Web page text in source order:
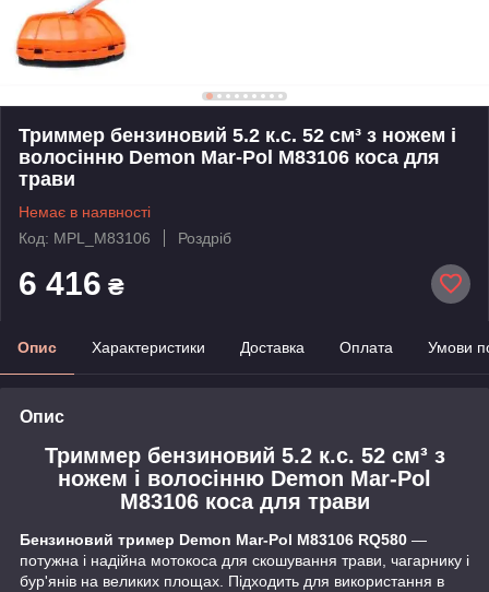
Триммер бензиновий 5.2 к.с. 52 см³ з ножем і
волосінню Demon Mar-Pol M83106 коса для
трави
Немає в наявності
Код: MPL_M83106
Роздріб
6 416 ₴
Опис Характеристики Доставка Оплата Умови
Опис
Триммер бензиновий 5.2 к.с. 52 см³ з
ножем і волосінню Demon Mar-Pol
M83106 коса для трави
Бензиновий тример Demon Mar-Pol M83106 RQ580 —
потужна і надійна мотокоса для скошування трави, чагарнику і
бур'янів на великих площах. Підходить для використання в